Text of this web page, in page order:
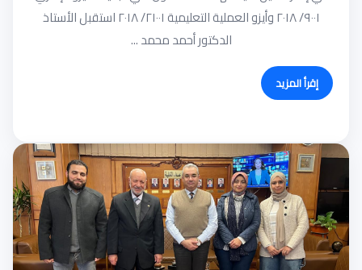
٩٠٠١/ ٢٠١٨ وأيزو العملية التعليمية ٢١٠٠١/ ٢٠١٨ استقبل الأستاذ
الدكتور أحمد محمد ...
إقرأ المزيد